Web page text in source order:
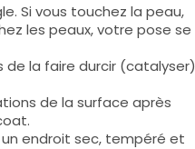
Si vous touchez la peau,
les peaux, votre pose se
de la faire durcir (catalyser)
de la surface après
endroit sec, tempéré et